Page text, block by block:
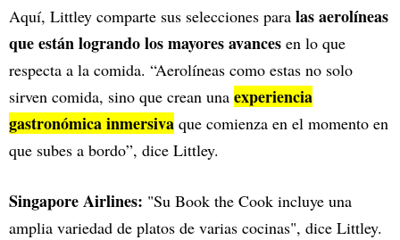
Aquí, Littley comparte sus selecciones para las aerolíneas
que están logrando los mayores avances en lo que
respecta a la comida. “Aerolíneas como estas no solo
sirven comida, sino que crean una experiencia
gastronómica inmersiva que comienza en el momento en
que subes a bordo”, dice Littley.
Singapore Airlines: "Su Book the Cook incluye una
amplia variedad de platos de varias cocinas", dice Littley.